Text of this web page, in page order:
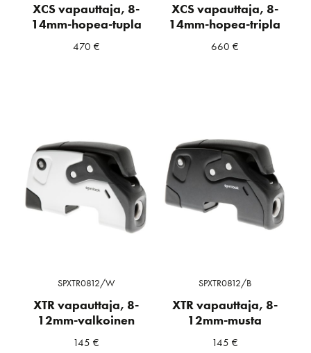
XCS vapauttaja, 8-
14mm-hopea-tupla
470 €
XCS vapauttaja, 8-
14mm-hopea-tripla
660 €
SPXTR0812/W
XTR vapauttaja, 8-
12mm-valkoinen
145€
SPXTR0812/B
XTR vapauttaja, 8-
12mm-musta
145 €